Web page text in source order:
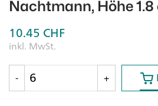
Nachtmann, Höhe 1.8
10.45 CHF
inkl. MwSt.
-
+